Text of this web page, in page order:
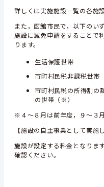
詳しくは実施施設一覧の各施
また，函館市民で，以下のい
施設に減免申請をすることで
ります。
生活保護世帯
市町村民税非課税世帯
市町村民税の所得割の
の世帯（※）
※４～８月は前年度，９～３
【施設の自主事業として実施
施設が設定する料金となりま
確認ください。